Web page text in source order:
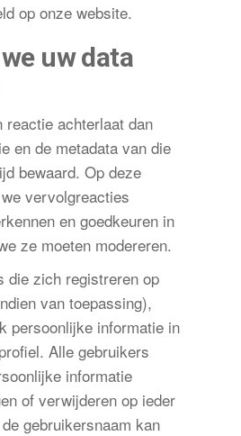
op onze website.
uw data
reactie achterlaat dan
en de metadata van die
bewaard. Op deze
vervolgreacties
en goedkeuren in
ze moeten modereren.
die zich registreren op
van toepassing),
persoonlijke informatie in
Alle gebruikers
informatie
of verwijderen op ieder
gebruikersnaam kan